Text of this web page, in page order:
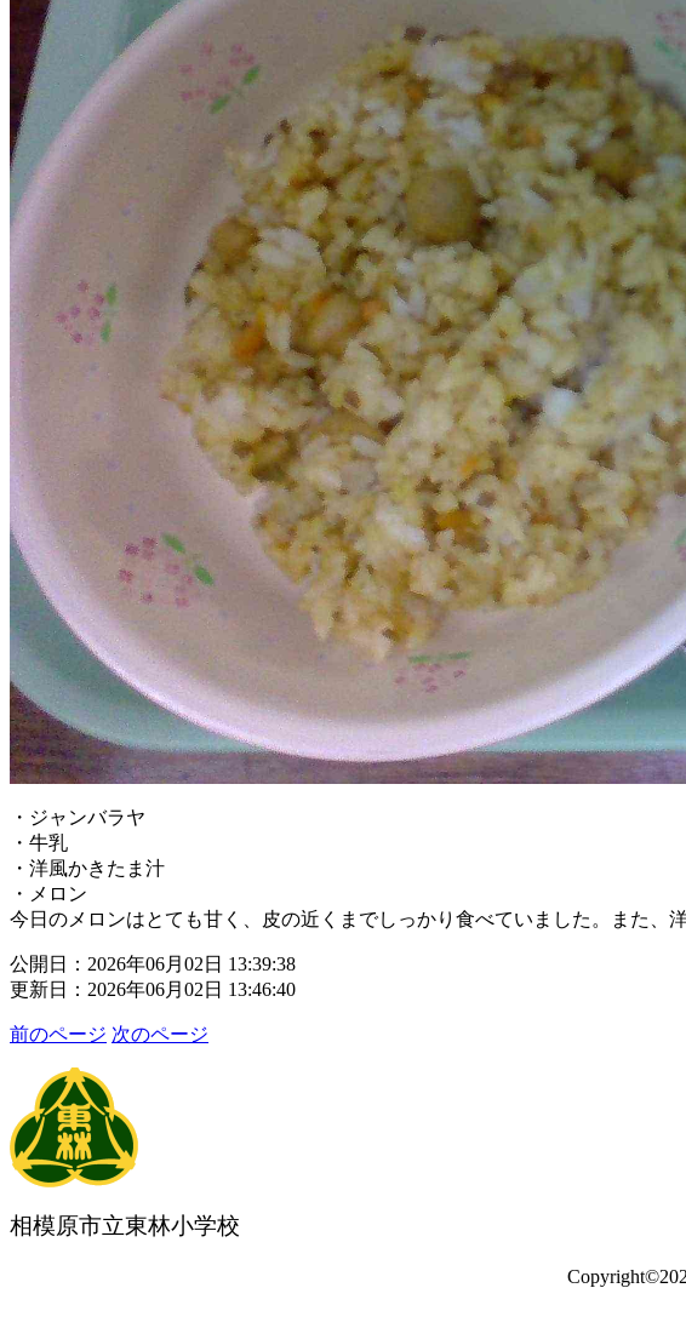
・ジャンバラヤ
・牛乳
・洋風かきたま汁
・メロン
今日のメロンはとても甘く、皮の近くまでしっかり食べていました。また、
公開日：2026年06月02日 13:39:38
更新日：2026年06月02日 13:46:40
前のページ 次のページ
相模原市立東林小学校